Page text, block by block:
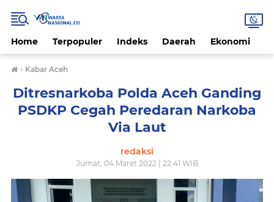
Home Terpopuler Indeks Daerah Ekonomi
› Kabar Aceh
Ditresnarkoba Polda Aceh Ganding
PSDKP Cegah Peredaran Narkoba
Via Laut
redaksi
Jumat, 04 Maret 2022 | 22.41 WIB